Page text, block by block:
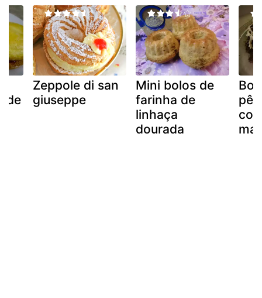
de
Zeppole di san
giuseppe
Mini bolos de
farinha de
linhaça
dourada